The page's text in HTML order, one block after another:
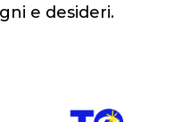
e desideri.